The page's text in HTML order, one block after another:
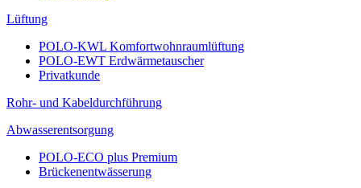
Lüftung
POLO-KWL Komfortwohnraumlüftung
POLO-EWT Erdwärmetauscher
Privatkunde
Rohr- und Kabeldurchführung
Abwasserentsorgung
POLO-ECO plus Premium
Brückenentwässerung